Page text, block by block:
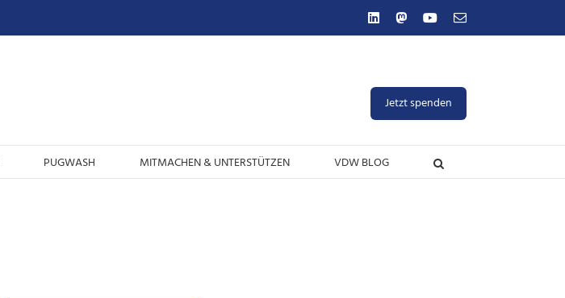
LinkedInMastodonYouTube
E-
Jetzt spenden
PUGWASH MITMACHEN & UNTERSTÜTZEN VDW BLOG